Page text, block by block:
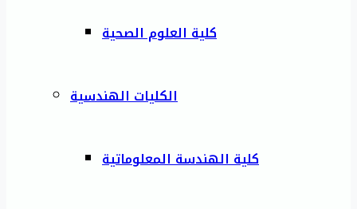
كلية العلوم الصحية
الكليات الهندسية
كلية الهندسة المعلوماتية